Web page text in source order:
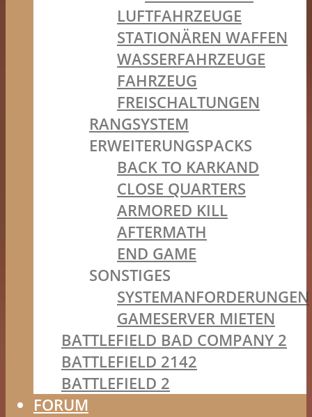
LUFTFAHRZEUGE
STATIONÄREN WAFFEN
WASSERFAHRZEUGE
FAHRZEUG
FREISCHALTUNGEN
RANGSYSTEM
ERWEITERUNGSPACKS
BACK TO KARKAND
CLOSE QUARTERS
ARMORED KILL
AFTERMATH
END GAME
SONSTIGES
SYSTEMANFORDERUNGEN
GAMESERVER MIETEN
BATTLEFIELD BAD COMPANY 2
BATTLEFIELD 2142
BATTLEFIELD 2
FORUM